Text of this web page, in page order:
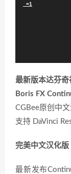
_=1
最新版本达芬奇
Boris FX
CGBee原创中
支持 DaVinci
完美中文汉化版
最新发布